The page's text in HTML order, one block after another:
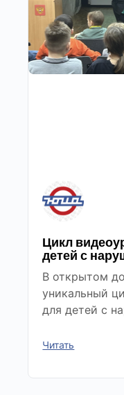
Цикл
детей с
В открытом
уникальный
для детей с
Читать